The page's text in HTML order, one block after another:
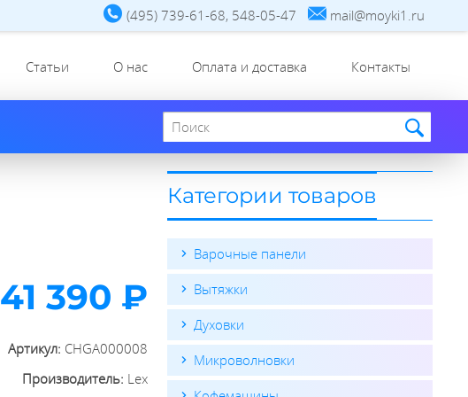
(495) 739-61-68, 548-05-47 mail@moyki1.ru
Статьи О нас Оплата и доставка Контакты
Поиск по сайту
41 390 ₽
Артикул: CHGA000008
Производитель: Lex
Категории товаров
Варочные панели
Вытяжки
Духовки
Микроволновки